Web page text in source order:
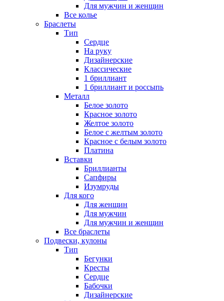
Для мужчин и женщин
Все колье
Браслеты
Тип
Сердце
На руку
Дизайнерские
Классические
1 бриллиант
1 бриллиант и россыпь
Металл
Белое золото
Красное золото
Желтое золото
Белое с желтым золото
Красное с белым золото
Платина
Вставки
Бриллианты
Сапфиры
Изумруды
Для кого
Для женщин
Для мужчин
Для мужчин и женщин
Все браслеты
Подвески, кулоны
Тип
Бегунки
Кресты
Сердце
Бабочки
Дизайнерские